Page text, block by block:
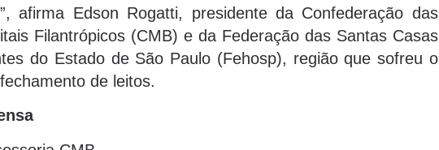
afirma Edson Rogatti, presidente da Confederação das
Filantrópicos (CMB) e da Federação das Santas Casas
do Estado de São Paulo (Fehosp), região que sofreu o
de leitos.